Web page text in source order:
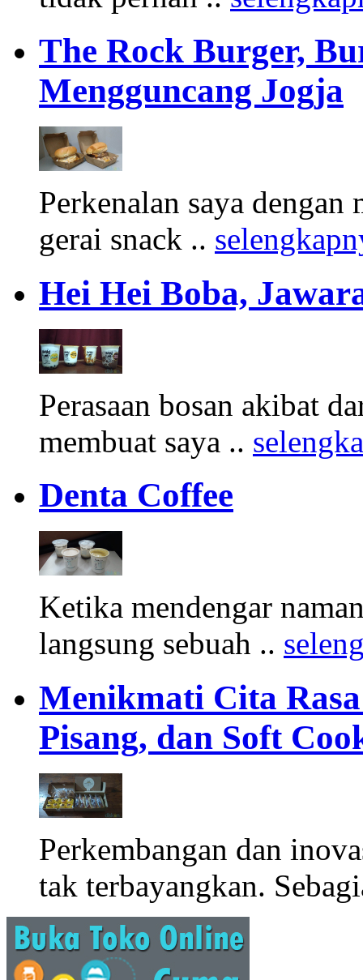
The Rock Burger,
Mengguncang Jogja
Perkenalan saya
gerai snack ..
Hei Hei Boba,
Perasaan bosan akibat
membuat saya ..
Denta Coffee
Ketika mendengar
langsung sebuah ..
Menikmati Cita
Pisang, dan Soft
Perkembangan dan
tak terbayangkan.